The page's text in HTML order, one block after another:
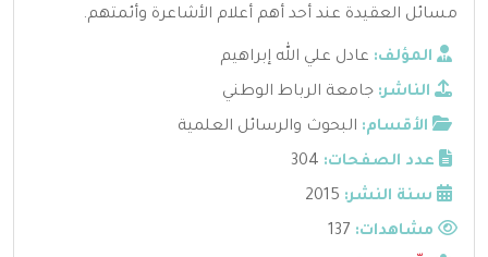
مسائل العقيدة عند أحد أهم أعلام الأشاعرة وأئمتهم.
المؤلف: عادل علي الله إبراهيم
الناشر: جامعة الرباط الوطني
الأقسام: البحوث والرسائل العلمية
عدد الصفحات: 304
سنة النشر: 2015
مشاهدات: